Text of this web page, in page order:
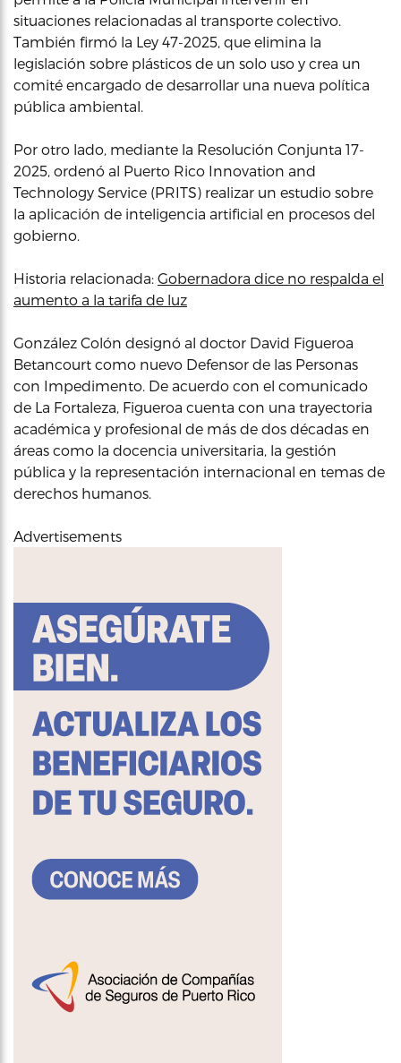
situaciones relacionadas al transporte colectivo.
También firmó la Ley 47-2025, que elimina la
legislación sobre plásticos de un solo uso y crea un
comité encargado de desarrollar una nueva política
pública ambiental.
Por otro lado, mediante la Resolución Conjunta 17-
2025, ordenó al Puerto Rico Innovation and
Technology Service (PRITS) realizar un estudio sobre
la aplicación de inteligencia artificial en procesos del
gobierno.
Historia relacionada: Gobernadora dice no respalda el
aumento a la tarifa de luz
González Colón designó al doctor David Figueroa
Betancourt como nuevo Defensor de las Personas
con Impedimento. De acuerdo con el comunicado
de La Fortaleza, Figueroa cuenta con una trayectoria
académica y profesional de más de dos décadas en
áreas como la docencia universitaria, la gestión
pública y la representación internacional en temas de
derechos humanos.
Advertisements